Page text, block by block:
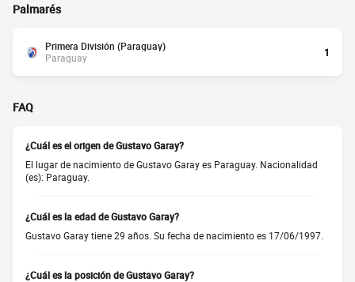
Palmarés
Primera División (Paraguay)
Paraguay
1
FAQ
¿Cuál es el origen de Gustavo Garay?
El lugar de nacimiento de Gustavo Garay es Paraguay. Nacionalidad
(es): Paraguay.
¿Cuál es la edad de Gustavo Garay?
Gustavo Garay tiene 29 años. Su fecha de nacimiento es 17/06/1997.
¿Cuál es la posición de Gustavo Garay?